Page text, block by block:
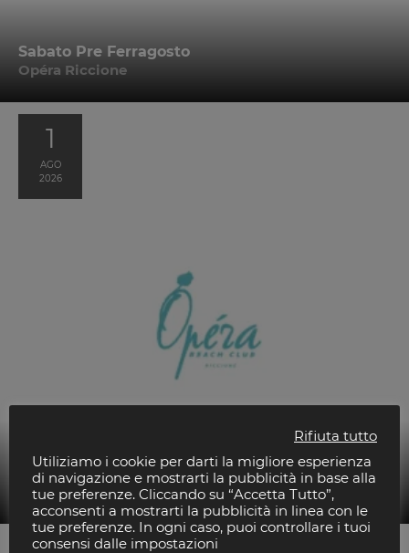
Sabato Pre Ferragosto
Opéra Riccione
1
AGO
2026
Deejay Resident
Opéra Riccione
Rifiuta tutto
Utiliziamo i cookie per darti la migliore esperienza
di navigazione e mostrarti la pubblicità in base alla
tue preferenze. Cliccando su “Accetta Tutto”,
acconsenti a mostrarti la pubblicità in linea con le
tue preferenze. In ogni caso, puoi controllare i tuoi
consensi dalle impostazioni